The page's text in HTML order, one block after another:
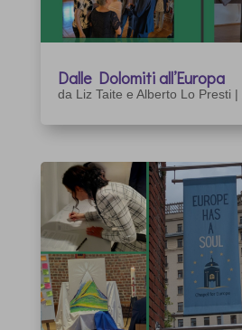
Dalle Dolomiti all’Europa
da Liz Taite e Alberto Lo Presti |